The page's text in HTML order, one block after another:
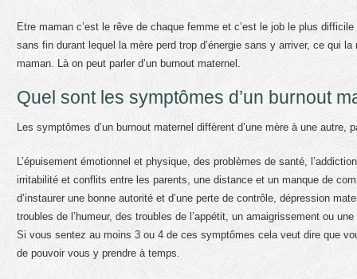
Etre maman c’est le rêve de chaque femme et c’est le job le plus
sans fin durant lequel la mère perd trop d’énergie sans y arriver, ce qui
maman. Là on peut parler d’un burnout maternel.
Quel sont les symptômes d’un burnout
Les symptômes d’un burnout maternel diffèrent d’une mère à une
L’épuisement émotionnel et physique, des problèmes de santé,
irritabilité et conflits entre les parents, une distance et un manque de
d’instaurer une bonne autorité et d’une perte de contrôle, dépression
troubles de l’humeur, des troubles de l’appétit, un amaigrissement ou
Si vous sentez au moins 3 ou 4 de ces symptômes cela veut dire que
de pouvoir vous y prendre à temps.